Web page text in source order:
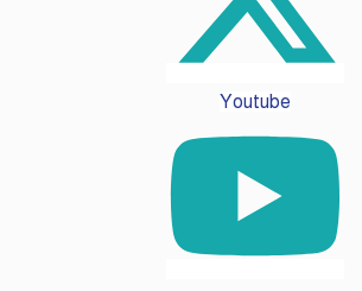
Youtube